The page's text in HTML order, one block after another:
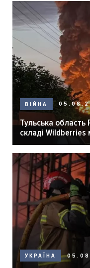
ВІЙНА
Тульська область
складі
УКРАЇНА